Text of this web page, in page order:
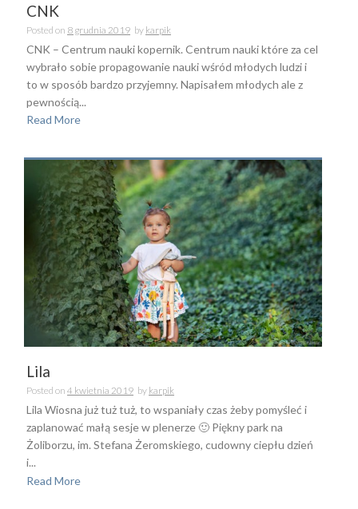
CNK
Posted on 8 grudnia 2019 by karpik
CNK – Centrum nauki kopernik. Centrum nauki które za cel
wybrało sobie propagowanie nauki wśród młodych ludzi i
to w sposób bardzo przyjemny. Napisałem młodych ale z
pewnością...
Read More
Lila
Posted on 4 kwietnia 2019 by karpik
Lila Wiosna już tuż tuż, to wspaniały czas żeby pomyśleć i
zaplanować małą sesje w plenerze 🙂 Piękny park na
Żoliborzu, im. Stefana Żeromskiego, cudowny ciepłu dzień
i...
Read More